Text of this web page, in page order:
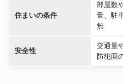
住まいの条件
部屋数
量、駐
無
安全性
交通量
防犯面